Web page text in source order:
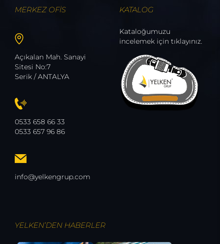
MERKEZ OFİS
Açıkalan Mah. Sanayi
Sitesi No:7
Serik / ANTALYA
0533 658 66 33
0533 657 96 86
info@yelkengrup.com
KATALOG
Kataloğumuzu
incelemek için tıklayınız.
YELKEN’DEN HABERLER